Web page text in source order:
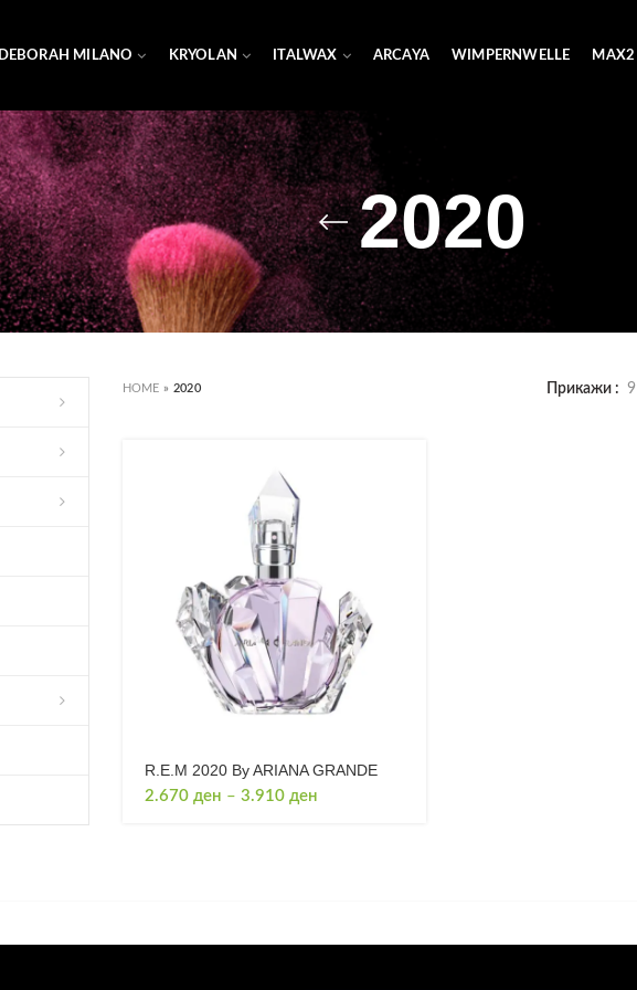
DEBORAH MILANO KRYOLAN ITALWAX ARCAYA WIMPERNWELLE MAX2
2020
HOME » 2020 Прикажи 9
R.E.M 2020 By ARIANA GRANDE
2.670 ден – 3.910 денPrice